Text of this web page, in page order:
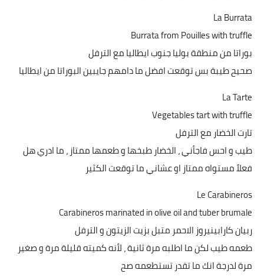
La Burrata
Burrata from Pouilles with truffle
بوراتا من منطقة بوليا جنوب ايطاليا مع الترفل
صحيح طيبة بس توقعت افضل ما دامهم جايبين البوراتا من ايطاليا
La Tarte
Vegetables tart with truffle
تارت الخضار مع الترفل
طيب و احس فاجأني ، الخضار طبخها و طعمها ممتاز ، ما ادري هل
فعلاً مستواه ممتاز او عشاني ما توقعت الكثير
Le Carabineros
Carabineros marinated in olive oil and tuber brumale
ربيان كارابينيروز الاحمر متبل بزيت الزيتون و الترفل
طعمه طيب لكن ما اطلبه مرة ثانية ، لأنه كميته قليلة مرة و صغير
مرة لدرجة انك ما تقدر تستطعمه صح